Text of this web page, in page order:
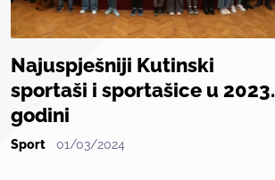
Najuspješniji Kutinski
sportaši i sportašice u 2023.
godini
Sport 01/03/2024